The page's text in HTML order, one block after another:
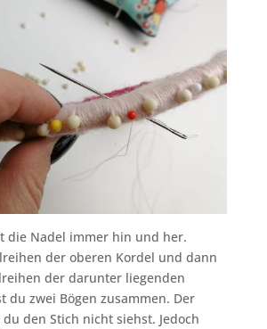
die Nadel immer hin und her.
der oberen Kordel und dann
der darunter liegenden
du zwei Bögen zusammen. Der
den Stich nicht siehst. Jedoch